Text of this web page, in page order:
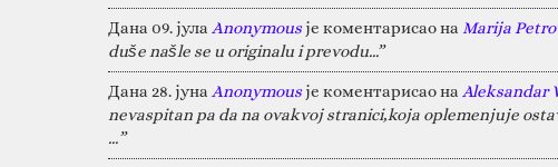
Дана 09. јула Anonymous је коментарисао на Marija
duše našle se u originalu i prevodu...”
Дана 28. јуна Anonymous је коментарисао на Aleksandar
nevaspitan pa da na ovakvoj stranici,koja oplemenjuje
…”